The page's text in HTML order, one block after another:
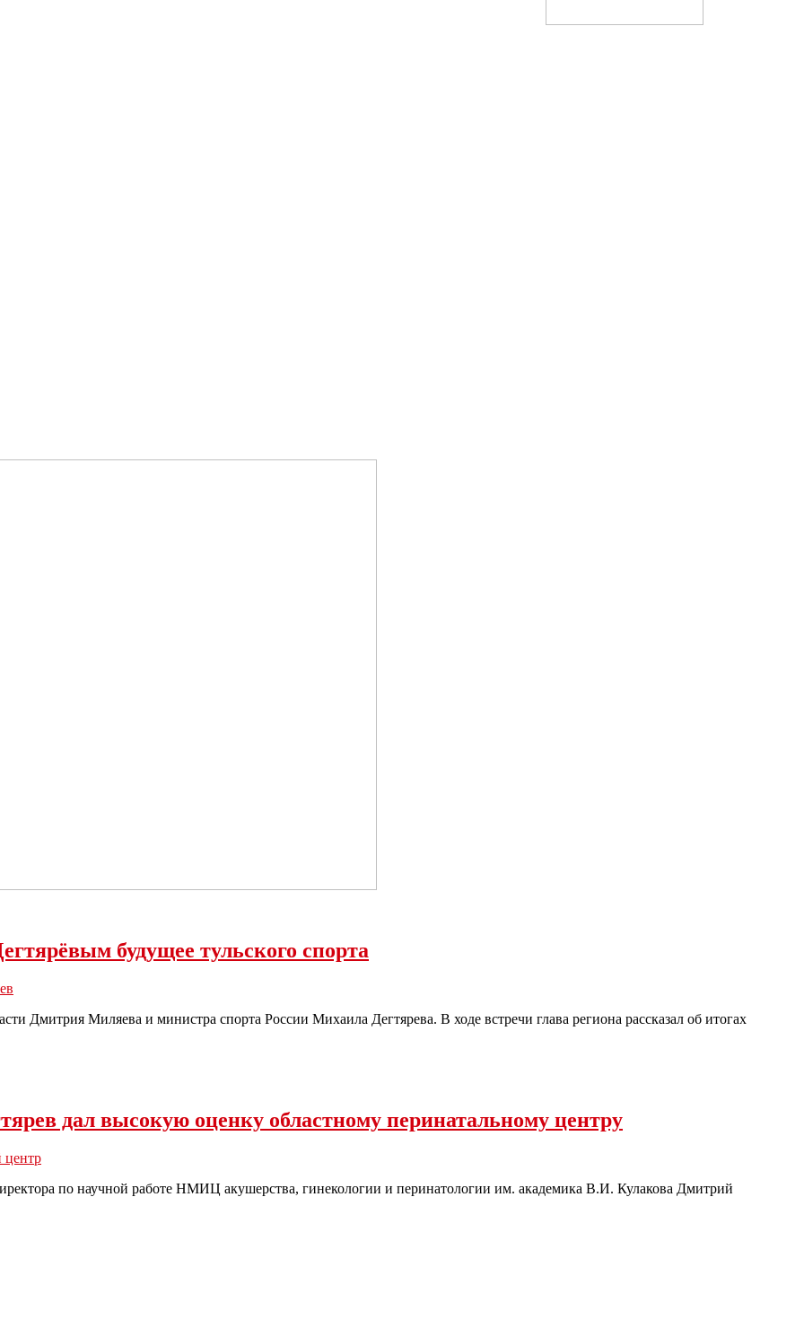
будущее тульского спорта
Дмитрия Миляева и министра спорта России Михаила Дегтярева. В ходе встречи глава региона рассказал об итогах
дал высокую оценку областному перинатальному центру
центр
по научной работе НМИЦ акушерства, гинекологии и перинатологии им. академика В.И. Кулакова Дмитрий